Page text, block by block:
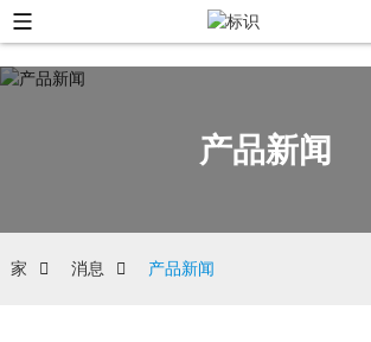
产品新闻
家 消息 产品新闻